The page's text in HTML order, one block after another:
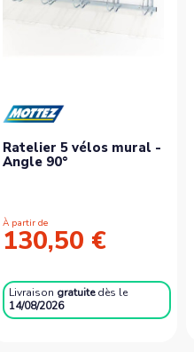
Ratelier 5 vélos mural -
Angle 90°
À partir de
130,50 €
Livraison gratuite dès le
14/08/2026